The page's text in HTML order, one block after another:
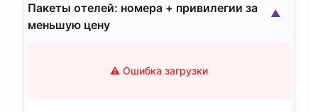
Пакеты отелей: номера + привилегии за
меньшую цену
⚠️ Ошибка загрузки
▲